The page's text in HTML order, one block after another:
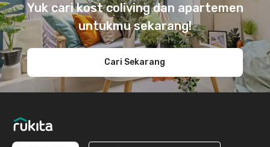
Yuk cari kost coliving dan apartemen
untukmu sekarang!
Cari Sekarang